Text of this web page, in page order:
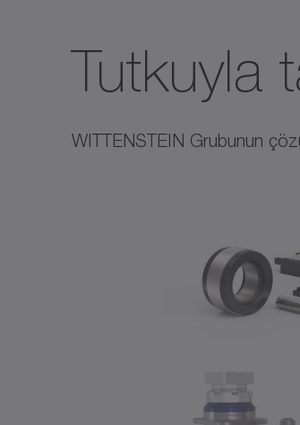
Tutkuyla
WITTENSTEIN Grubunun